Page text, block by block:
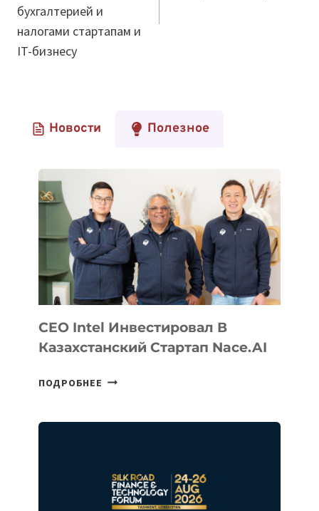
бухгалтерией и
налогами стартапам и
IT-бизнесу
Новости Полезное
CEO Intel Инвестировал В
Казахстанский Стартап Nace.AI
ПОДРОБНЕЕ CEO
NACE.AI